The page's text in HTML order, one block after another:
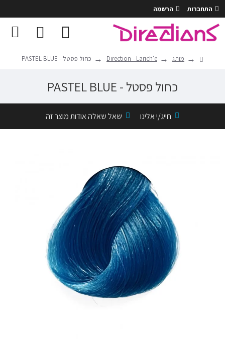
התחברות הרשמה
מותג Direction - Larich'e כחול פסטל - PASTEL BLUE
כחול פסטל - PASTEL BLUE
חייג/י אלינו שאל שאלה אודות מוצר זה